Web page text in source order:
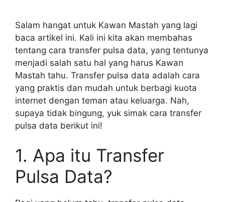
Salam hangat untuk Kawan Mastah yang lagi
baca artikel ini. Kali ini kita akan membahas
tentang cara transfer pulsa data, yang tentunya
menjadi salah satu hal yang harus Kawan
Mastah tahu. Transfer pulsa data adalah cara
yang praktis dan mudah untuk berbagi kuota
internet dengan teman atau keluarga. Nah,
supaya tidak bingung, yuk simak cara transfer
pulsa data berikut ini!
1. Apa itu Transfer
Pulsa Data?